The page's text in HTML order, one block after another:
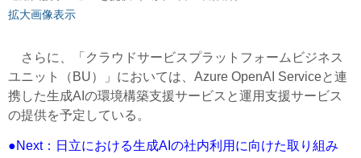
拡大画像表示
さらに、「クラウドサービスプラットフォームビジネス
ユニット（BU）」においては、Azure OpenAI Serviceと連
携した生成AIの環境構築支援サービスと運用支援サービス
の提供を予定している。
●Next：日立における生成AIの社内利用に向けた取り組み